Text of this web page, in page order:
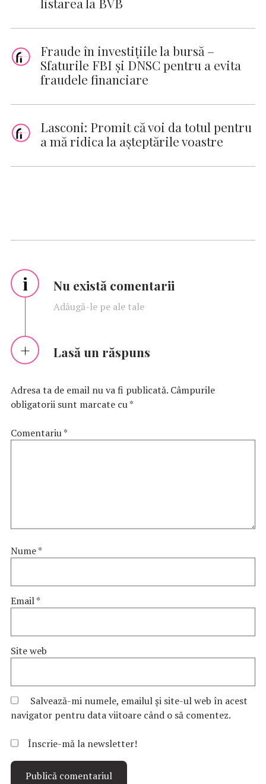
Fraude în investițiile la bursă –
Sfaturile FBI și DNSC pentru a evita
fraudele financiare
Lasconi: Promit că voi da totul pentru
a mă ridica la aşteptările voastre
i Nu există comentarii
Adăugă-le pe ale tale
Lasă un răspuns
Adresa ta de email nu va fi publicată. Câmpurile
obligatorii sunt marcate cu*
Comentariu*
Nume*
Email*
Site web
Salvează-mi numele, emailul și site-ul web în acest
navigator pentru data viitoare când o să comentez.
Înscrie-mă la newsletter!